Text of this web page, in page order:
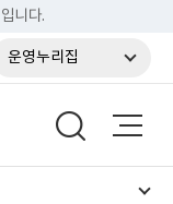
니다.
운영누리집